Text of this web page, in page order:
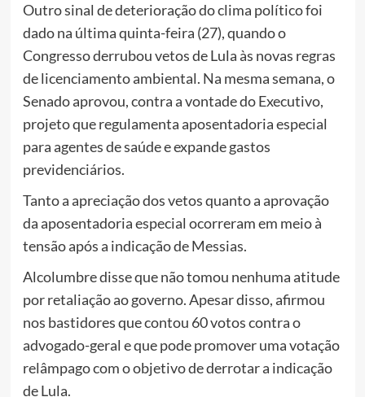
Outro sinal de deterioração do clima político foi
dado na última quinta-feira (27), quando o
Congresso derrubou vetos de Lula às novas regras
de licenciamento ambiental. Na mesma semana, o
Senado aprovou, contra a vontade do Executivo,
projeto que regulamenta aposentadoria especial
para agentes de saúde e expande gastos
previdenciários.
Tanto a apreciação dos vetos quanto a aprovação
da aposentadoria especial ocorreram em meio à
tensão após a indicação de Messias.
Alcolumbre disse que não tomou nenhuma atitude
por retaliação ao governo. Apesar disso, afirmou
nos bastidores que contou 60 votos contra o
advogado-geral e que pode promover uma votação
relâmpago com o objetivo de derrotar a indicação
de Lula.